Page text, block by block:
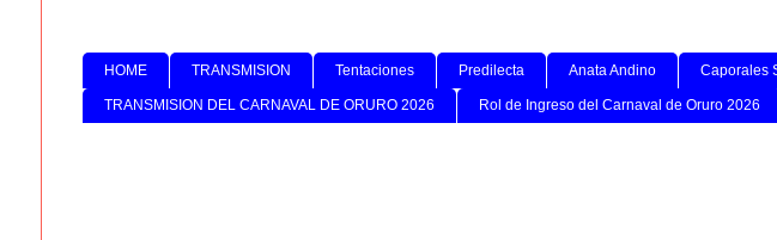
HOME TRANSMISION Tentaciones Predilecta Anata Andino Caporales
TRANSMISION DEL CARNAVAL DE ORURO 2026 Rol de Ingreso del Carnaval de Oruro 2026